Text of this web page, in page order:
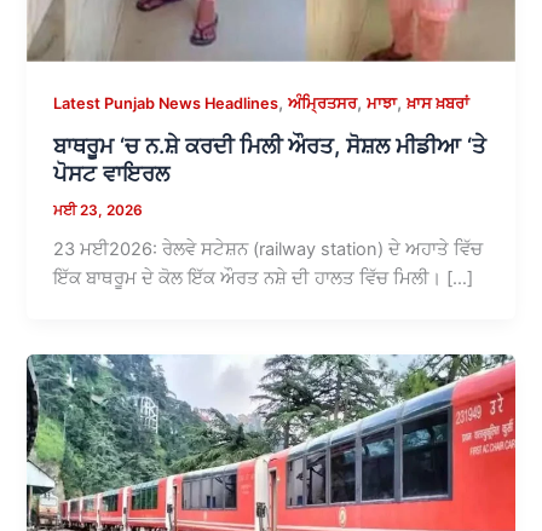
Latest Punjab News Headlines,ਅੰਮ੍ਰਿਤਸਰ,ਮਾਝਾ,ਖ਼ਾਸ ਖ਼ਬਰਾਂ
ਬਾਥਰੂਮ ‘ਚ ਨ.ਸ਼ੇ ਕਰਦੀ ਮਿਲੀ ਔਰਤ, ਸੋਸ਼ਲ ਮੀਡੀਆ ‘ਤੇ
ਪੋਸਟ ਵਾਇਰਲ
ਮਈ 23, 2026
23 ਮਈ2026: ਰੇਲਵੇ ਸਟੇਸ਼ਨ (railway station) ਦੇ ਅਹਾਤੇ ਵਿੱਚ
ਇੱਕ ਬਾਥਰੂਮ ਦੇ ਕੋਲ ਇੱਕ ਔਰਤ ਨਸ਼ੇ ਦੀ ਹਾਲਤ ਵਿੱਚ ਮਿਲੀ। […]